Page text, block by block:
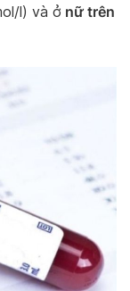
l) và ở nữ trên